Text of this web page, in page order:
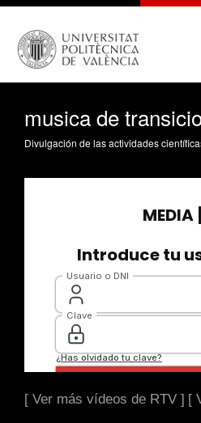
musica de
[ Ver más vídeos de RTV ] [